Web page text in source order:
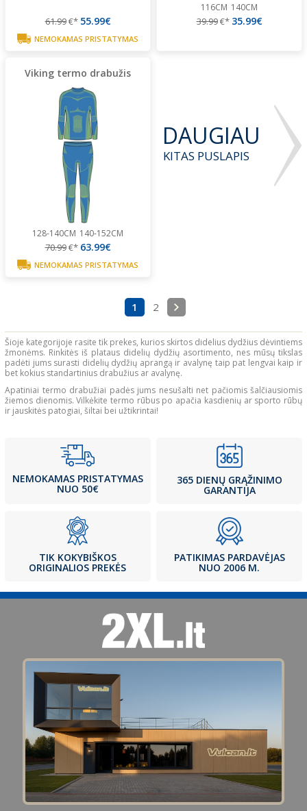
61.99€* 55.99€
NEMOKAMAS PRISTATYMAS
116CM 140CM
39.99€* 35.99€
Viking termo drabužis
128-140CM 140-152CM
70.99€* 63.99€
NEMOKAMAS PRISTATYMAS
DAUGIAU
KITAS PUSLAPIS
1 2
Šioje kategorijoje rasite tik prekes, kurios skirtos didelius dydžius dėvintiems
žmonėms. Rinkitės iš plataus didelių dydžių asortimento, nes mūsų tikslas
padėti jums surasti didelių dydžių aprangą ir avalynę taip pat lengvai kaip ir
bet kokius standartinius drabužius ar avalynę.
Apatiniai termo drabužiai padės jums nesušalti net pačiomis šalčiausiomis
žiemos dienomis. Vilkėkite termo rūbus po apačia kasdienių ar sporto rūbų
ir jauskitės patogiai, šiltai bei užtikrintai!
NEMOKAMAS PRISTATYMAS
NUO 50€
365 DIENŲ GRĄŽINIMO
GARANTIJA
TIK KOKYBIŠKOS
ORIGINALIOS PREKĖS
PATIKIMAS PARDAVĖJAS
NUO 2006 M.